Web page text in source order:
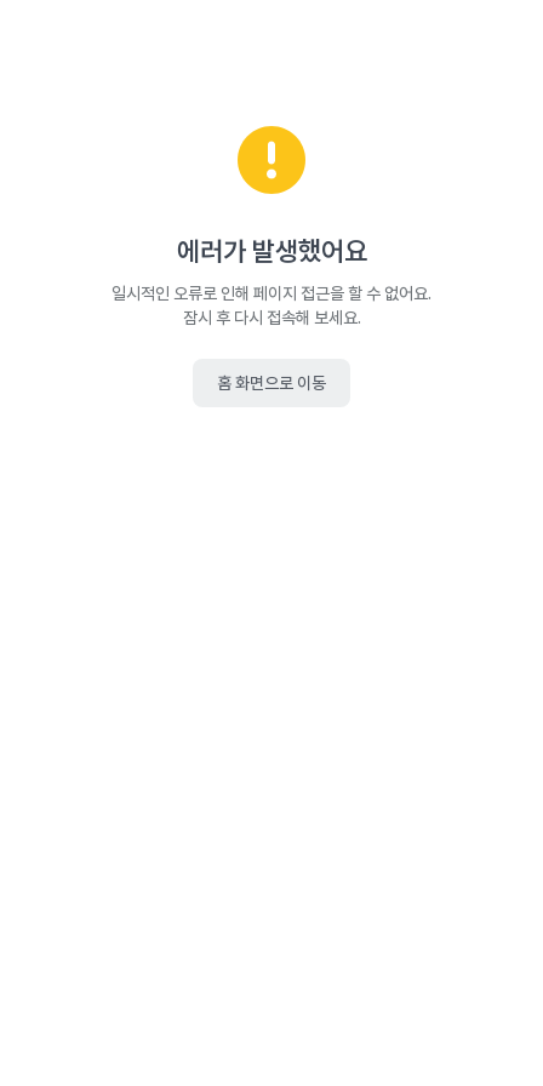
에러가 발생했어요
일시적인 오류로 인해 페이지 접근을 할 수 없어요.
잠시 후 다시 접속해 보세요.
홈 화면으로 이동